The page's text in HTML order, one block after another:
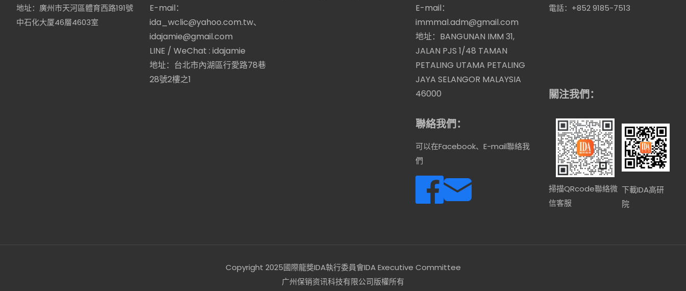
地址：廣州市天河區體育西路191號
中石化大厦46層4603室
E-mail：
ida_wclic@yahoo.com.tw、
idajamie@gmail.com
LINE / WeChat : idajamie
地址：台北市內湖區行愛路78巷
28號2樓之1
E-mail：
immmal.adm@gmail.com
地址：BANGUNAN IMM 31,
JALAN PJS 1/48 TAMAN
PETALING UTAMA PETALING
JAYA SELANGOR MALAYSIA
46000
聯絡我們：
可以在Facebook、E-mail聯絡我
們
電話：+852 9185-7513
關注我們：
掃描QRcode聯絡微
信客服
下載IDA高研
院
Copyright 2025國際龍獎IDA執行委員會IDA Executive Committee
广州保销资讯科技有限公司版權所有